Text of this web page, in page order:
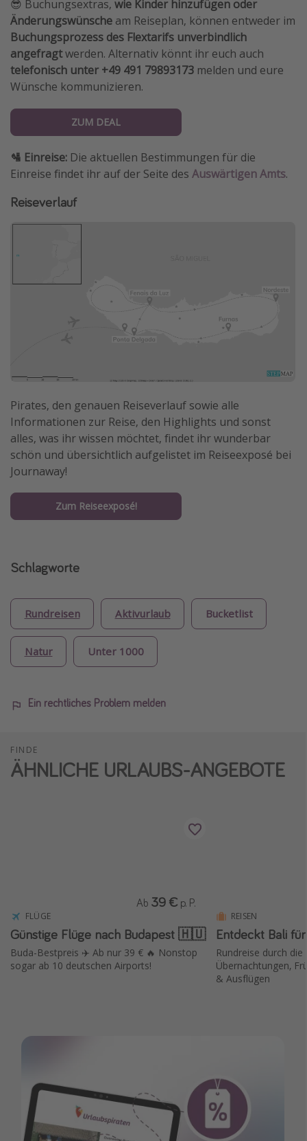
😎 Buchungsextras, wie Kinder hinzufügen oder
Änderungswünsche am Reiseplan, können entweder im
Buchungsprozess des Flextarifs unverbindlich
angefragtwerden. Alternativ könnt ihr euch auch
telefonisch unter +49 491 79893173 melden und eure
Wünsche kommunizieren.
ZUM DEAL
🛂 Einreise: Die aktuellen Bestimmungen für die
Einreise findet ihr auf der Seite des Auswärtigen Amts.
Reiseverlauf
Pirates, den genauen Reiseverlauf sowie alle
Informationen zur Reise, den Highlights und sonst
alles, was ihr wissen möchtet, findet ihr wunderbar
schön und übersichtlich aufgelistet im Reiseexposé bei
Journaway!
Zum Reiseexposé!
Schlagworte
Rundreisen Aktivurlaub Bucketlist
Natur Unter 1000
Ein rechtliches Problem melden
FINDE
ÄHNLICHE URLAUBS-ANGEBOTE
FLÜGE
Günstige Flüge nach Budapest 🇭🇺
Buda-Bestpreis ✈️ Ab nur 39 € 🔥 Nonstop
sogar ab 10 deutschen Airports!
Ab 39 € p. P.
REISEN
Entdeckt Bali
Rundreise durch
Übernachtungen,
& Ausflügen